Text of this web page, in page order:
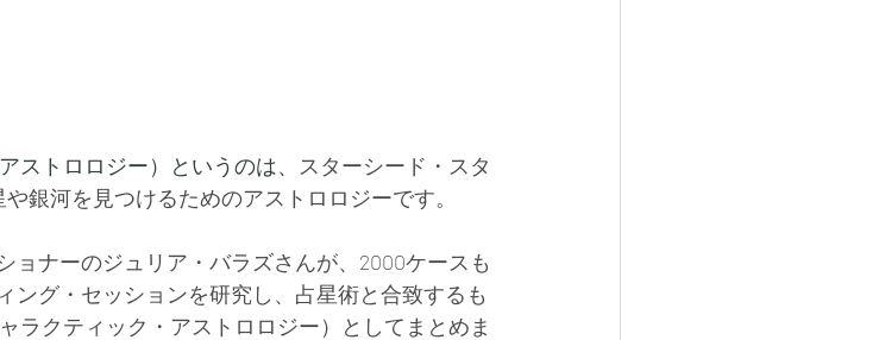
ストロロジー）というのは、
スターシード・スタ
銀河を見つけるためのアストロロジーです。
ョナーのジュリア・バラズさんが、2000ケースも
ング・セッションを研究し、占星術と合致するも
ラクティック・アストロロジー）としてまとめま